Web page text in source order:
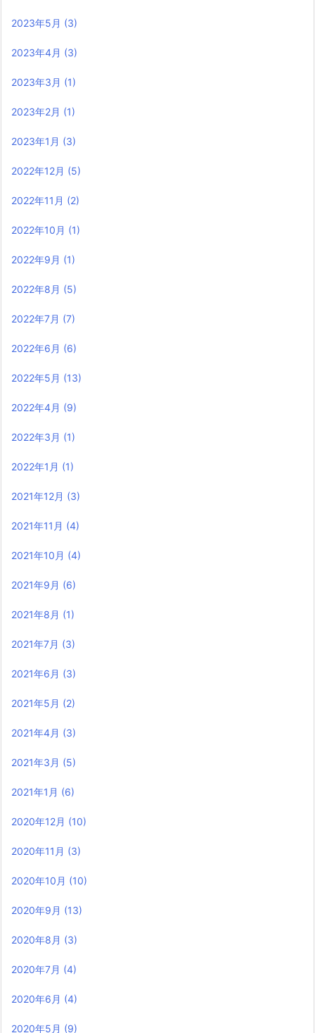
2023年5月 (3)
2023年4月 (3)
2023年3月 (1)
2023年2月 (1)
2023年1月 (3)
2022年12月 (5)
2022年11月 (2)
2022年10月 (1)
2022年9月 (1)
2022年8月 (5)
2022年7月 (7)
2022年6月 (6)
2022年5月 (13)
2022年4月 (9)
2022年3月 (1)
2022年1月 (1)
2021年12月 (3)
2021年11月 (4)
2021年10月 (4)
2021年9月 (6)
2021年8月 (1)
2021年7月 (3)
2021年6月 (3)
2021年5月 (2)
2021年4月 (3)
2021年3月 (5)
2021年1月 (6)
2020年12月 (10)
2020年11月 (3)
2020年10月 (10)
2020年9月 (13)
2020年8月 (3)
2020年7月 (4)
2020年6月 (4)
2020年5月 (9)